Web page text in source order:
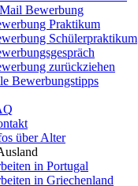
Bewerbung
Praktikum
Schülerpraktikum
zurückziehen
Bewerbungstipps
über Alter
in Portugal
in Griechenland